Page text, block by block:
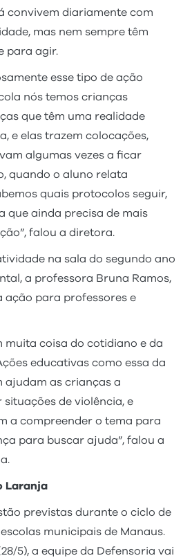
convivem diariamente com
mas nem sempre têm
para agir.
esse tipo de ação
nós temos crianças
que têm uma realidade
e elas trazem colocações,
algumas vezes a ficar
quando o aluno relata
quais protocolos seguir,
que ainda precisa de mais
falou a diretora.
na sala do segundo ano
a professora Bruna Ramos,
ação para professores e
muita coisa do cotidiano e da
educativas como essa da
ajudam as crianças a
de violência, e
a compreender o tema para
para buscar ajuda”, falou a
Laranja
previstas durante o ciclo de
municipais de Manaus.
5), a equipe da Defensoria vai